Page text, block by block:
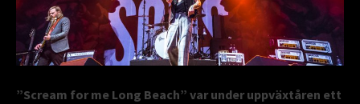
”Scream for me Long Beach” var under uppväxtåren ett